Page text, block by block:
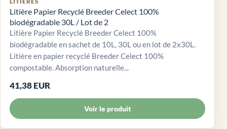
Litière Papier Recyclé Breeder Celect 100%
biodégradable 30L / Lot de 2
Litière Papier Recyclé Breeder Celect 100%
biodégradable en sachet de 10L, 30L ou en lot de 2x30L.
Litière en papier recyclé Breeder Celect 100%
compostable. Absorption naturelle...
41,38 EUR
Voir le produit